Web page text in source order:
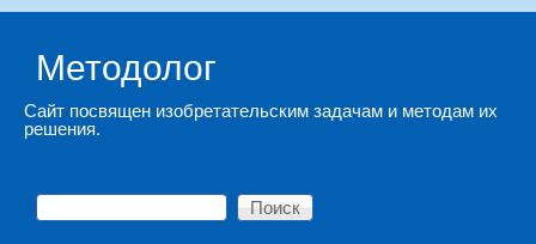
Методолог
Сайт посвящен изобретательским задачам и методам их
решения.
Форма поиска
Поиск